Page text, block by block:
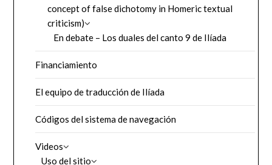
concept of false dichotomy in Homeric textual
criticism)
En debate – Los duales del canto 9 de Ilíada
Financiamiento
El equipo de traducción de Ilíada
Códigos del sistema de navegación
Videos
Uso del sitio